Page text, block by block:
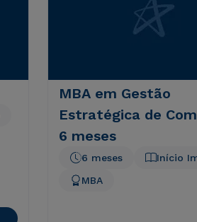
MBA em Gestão
Estratégica de
6 meses
Início
6 meses
MBA